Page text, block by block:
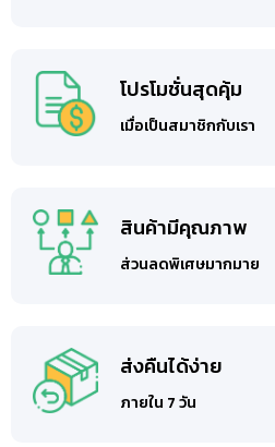
โปรโมชั่นสุดคุ้ม
เมื่อเป็นสมาชิกกับเรา
สินค้ามีคุณภาพ
ส่วนลดพิเศษมากมาย
ส่งคืนได้ง่าย
ภายใน 7 วัน